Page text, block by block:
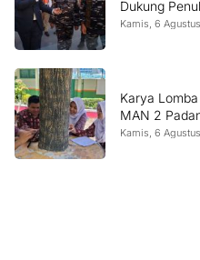
Dukung
Kamis, 6
Karya
MAN 2
Kamis, 6